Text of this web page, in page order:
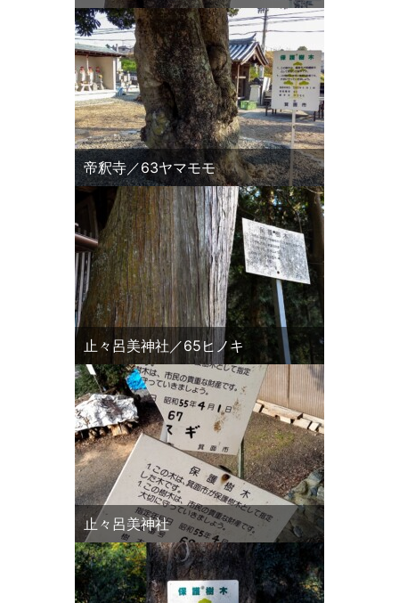
帝釈寺／63ヤマモモ
止々呂美神社／65ヒノキ
止々呂美神社